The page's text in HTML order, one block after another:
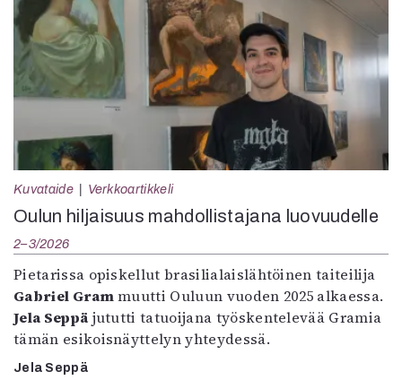
Kuvataide Verkkoartikkeli
Oulun hiljaisuus mahdollistajana luovuudelle
2–3/2026
Pietarissa opiskellut brasilialaislähtöinen taiteilija
Gabriel Grammuutti Ouluun vuoden 2025 alkaessa.
Jela Seppä jututti tatuoijana työskentelevää Gramia
tämän esikoisnäyttelyn yhteydessä.
Jela Seppä